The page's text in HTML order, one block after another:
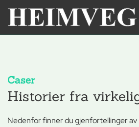
Caser
Historier fra
Nedenfor finner du gjenfortellinger av